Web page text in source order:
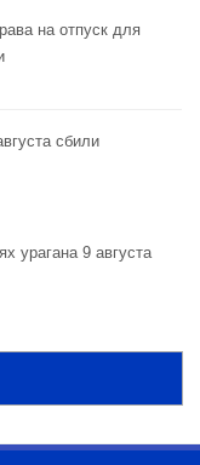
на отпуск для
сбили
урагана 9 августа